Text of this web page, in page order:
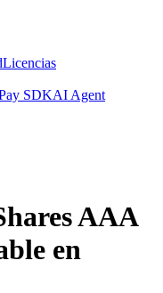
Licencias
SDKAI Agent
AAA
en